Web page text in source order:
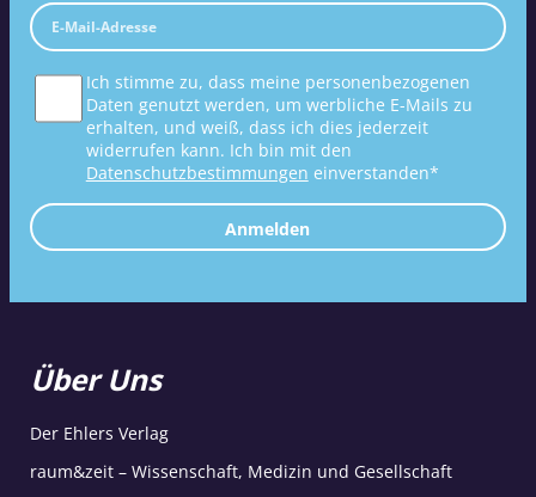
Ich stimme zu, dass meine personenbezogenen
Daten genutzt werden, um werbliche E-Mails zu
erhalten, und weiß, dass ich dies jederzeit
widerrufen kann. Ich bin mit den
Datenschutzbestimmungen einverstanden*
Anmelden
Über Uns
Der Ehlers Verlag
raum&zeit – Wissenschaft, Medizin und Gesellschaft